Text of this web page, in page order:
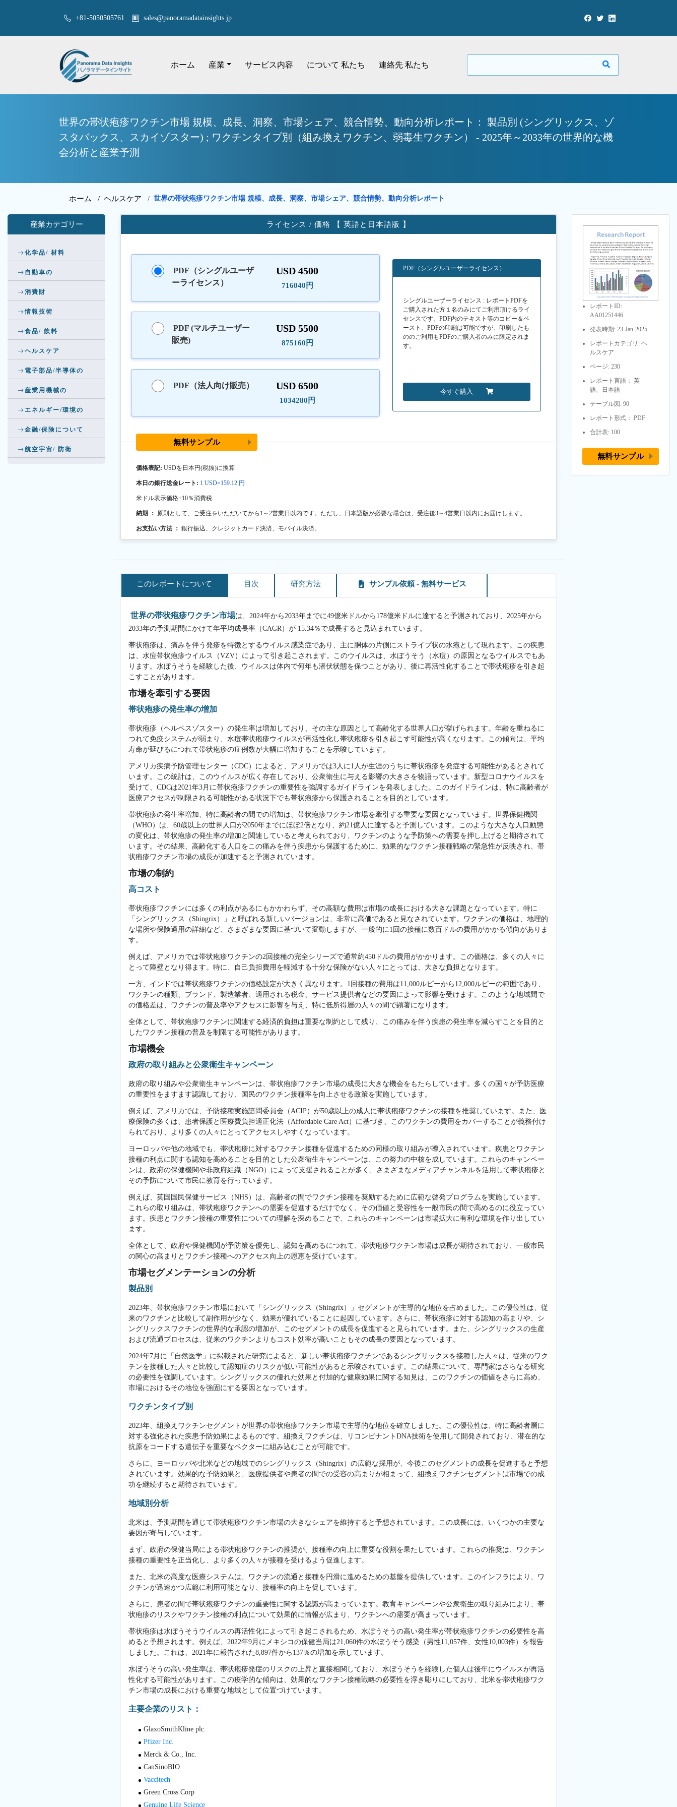
+81-5050505761 sales@panoramadatainsights.jp
ホーム 産業 サービス内容 について 私たち 連絡先 私たち
世界の帯状疱疹ワクチン市場 規模、成長、洞察、市場シェア、競合情勢、動向分析レポート： 製品別 (シングリックス、ゾ
スタバックス、スカイゾスター) ; ワクチンタイプ別（組み換えワクチン、弱毒生ワクチン） - 2025年～2033年の世界的な機
会分析と産業予測
ホーム / ヘルスケア / 世界の帯状疱疹ワクチン市場 規模、成長、洞察、市場シェア、競合情勢、動向分析レポート
産業カテゴリー
化学品/ 材料
自動車の
消費財
情報技術
食品/ 飲料
ヘルスケア
電子部品/半導体の
産業用機械の
エネルギー/環境の
金融/保険について
航空宇宙/ 防衛
ライセンス / 価格 【 英語と日本語版 】
PDF（シングルユーザ
ーライセンス）
USD 4500
716040円
PDF (マルチユーザー
販売)
USD 5500
875160円
PDF（法人向け販売） USD 6500
1034280円
PDF（シングルユーザーライセンス）
シングルユーザーライセンス : レポートPDFを
ご購入された方１名のみにてご利用頂けるライ
センスです。PDF内のテキスト等のコピー＆ペ
ースト、PDFの印刷は可能ですが、印刷したも
ののご利用もPDFのご購入者のみに限定されま
す。
今すぐ購入
無料サンプル
価格表記: USDを日本円(税抜)に換算
本日の銀行送金レート: 1 USD=159.12 円
米ドル表示価格+10％消費税.
納期 ： 原則として、ご受注をいただいてから1～2営業日以内です。ただし、日本語版が必要な場合は、受注後3～4営業日以内にお届けします。
お支払い方法 ： 銀行振込、クレジットカード決済、モバイル決済。
このレポートについて 目次 研究方法 サンプル依頼 - 無料サービス
世界の帯状疱疹ワクチン市場は、2024年から2033年までに49億米ドルから178億米ドルに達すると予測されており、2025年から
2033年の予測期間にかけて年平均成長率（CAGR）が 15.34％で成長すると見込まれています。
帯状疱疹は、痛みを伴う発疹を特徴とするウイルス感染症であり、主に胴体の片側にストライプ状の水疱として現れます。この疾患
は、水痘帯状疱疹ウイルス（VZV）によって引き起こされます。このウイルスは、水ぼうそう（水痘）の原因となるウイルスでもあ
ります。水ぼうそうを経験した後、ウイルスは体内で何年も潜伏状態を保つことがあり、後に再活性化することで帯状疱疹を引き起
こすことがあります。
市場を牽引する要因
帯状疱疹の発生率の増加
帯状疱疹（ヘルペスゾスター）の発生率は増加しており、その主な原因として高齢化する世界人口が挙げられます。年齢を重ねるに
つれて免疫システムが弱まり、水痘帯状疱疹ウイルスが再活性化し帯状疱疹を引き起こす可能性が高くなります。この傾向は、平均
寿命が延びるにつれて帯状疱疹の症例数が大幅に増加することを示唆しています。
アメリカ疾病予防管理センター（CDC）によると、アメリカでは3人に1人が生涯のうちに帯状疱疹を発症する可能性があるとされて
います。この統計は、このウイルスが広く存在しており、公衆衛生に与える影響の大きさを物語っています。新型コロナウイルスを
受けて、CDCは2021年3月に帯状疱疹ワクチンの重要性を強調するガイドラインを発表しました。このガイドラインは、特に高齢者が
医療アクセスが制限される可能性がある状況下でも帯状疱疹から保護されることを目的としています。
帯状疱疹の発生率増加、特に高齢者の間での増加は、帯状疱疹ワクチン市場を牽引する重要な要因となっています。世界保健機関
（WHO）は、60歳以上の世界人口が2050年までにほぼ2倍となり、約21億人に達すると予測しています。このような大きな人口動態
の変化は、帯状疱疹の発生率の増加と関連していると考えられており、ワクチンのような予防策への需要を押し上げると期待されて
います。その結果、高齢化する人口をこの痛みを伴う疾患から保護するために、効果的なワクチン接種戦略の緊急性が反映され、帯
状疱疹ワクチン市場の成長が加速すると予測されています。
市場の制約
高コスト
帯状疱疹ワクチンには多くの利点があるにもかかわらず、その高額な費用は市場の成長における大きな課題となっています。特に
「シングリックス（Shingrix）」と呼ばれる新しいバージョンは、非常に高価であると見なされています。ワクチンの価格は、地理的
な場所や保険適用の詳細など、さまざまな要因に基づいて変動しますが、一般的に1回の接種に数百ドルの費用がかかる傾向がありま
す。
例えば、アメリカでは帯状疱疹ワクチンの2回接種の完全シリーズで通常約450ドルの費用がかかります。この価格は、多くの人々に
とって障壁となり得ます。特に、自己負担費用を軽減する十分な保険がない人々にとっては、大きな負担となります。
一方、インドでは帯状疱疹ワクチンの価格設定が大きく異なります。1回接種の費用は11,000ルピーから12,000ルピーの範囲であり、
ワクチンの種類、ブランド、製造業者、適用される税金、サービス提供者などの要因によって影響を受けます。このような地域間で
の価格差は、ワクチンの普及率やアクセスに影響を与え、特に低所得層の人々の間で顕著になります。
全体として、帯状疱疹ワクチンに関連する経済的負担は重要な制約として残り、この痛みを伴う疾患の発生率を減らすことを目的と
したワクチン接種の普及を制限する可能性があります。
市場機会
政府の取り組みと公衆衛生キャンペーン
政府の取り組みや公衆衛生キャンペーンは、帯状疱疹ワクチン市場の成長に大きな機会をもたらしています。多くの国々が予防医療
の重要性をますます認識しており、国民のワクチン接種率を向上させる政策を実施しています。
例えば、アメリカでは、予防接種実施諮問委員会（ACIP）が50歳以上の成人に帯状疱疹ワクチンの接種を推奨しています。また、医
療保険の多くは、患者保護と医療費負担適正化法（Affordable Care Act）に基づき、このワクチンの費用をカバーすることが義務付け
られており、より多くの人々にとってアクセスしやすくなっています。
ヨーロッパや他の地域でも、帯状疱疹に対するワクチン接種を促進するための同様の取り組みが導入されています。疾患とワクチン
接種の利点に関する認知を高めることを目的とした公衆衛生キャンペーンは、この努力の中核を成しています。これらのキャンペー
ンは、政府の保健機関や非政府組織（NGO）によって支援されることが多く、さまざまなメディアチャンネルを活用して帯状疱疹と
その予防について市民に教育を行っています。
例えば、英国国民保健サービス（NHS）は、高齢者の間でワクチン接種を奨励するために広範な啓発プログラムを実施しています。
これらの取り組みは、帯状疱疹ワクチンへの需要を促進するだけでなく、その価値と受容性を一般市民の間で高めるのに役立ってい
ます。疾患とワクチン接種の重要性についての理解を深めることで、これらのキャンペーンは市場拡大に有利な環境を作り出してい
ます。
全体として、政府や保健機関が予防策を優先し、認知を高めるにつれて、帯状疱疹ワクチン市場は成長が期待されており、一般市民
の関心の高まりとワクチン接種へのアクセス向上の恩恵を受けています。
市場セグメンテーションの分析
製品別
2023年、帯状疱疹ワクチン市場において「シングリックス（Shingrix）」セグメントが主導的な地位を占めました。この優位性は、従
来のワクチンと比較して副作用が少なく、効果が優れていることに起因しています。さらに、帯状疱疹に対する認知の高まりや、シ
ングリックスワクチンの世界的な承認の増加が、このセグメントの成長を促進すると見られています。また、シングリックスの生産
および流通プロセスは、従来のワクチンよりもコスト効率が高いこともその成長の要因となっています。
2024年7月に「自然医学」に掲載された研究によると、新しい帯状疱疹ワクチンであるシングリックスを接種した人々は、従来のワク
チンを接種した人々と比較して認知症のリスクが低い可能性があると示唆されています。この結果について、専門家はさらなる研究
の必要性を強調しています。シングリックスの優れた効果と付加的な健康効果に関する知見は、このワクチンの価値をさらに高め、
市場におけるその地位を強固にする要因となっています。
ワクチンタイプ別
2023年、組換えワクチンセグメントが世界の帯状疱疹ワクチン市場で主導的な地位を確立しました。この優位性は、特に高齢者層に
対する強化された疾患予防効果によるものです。組換えワクチンは、リコンビナントDNA技術を使用して開発されており、潜在的な
抗原をコードする遺伝子を重要なベクターに組み込むことが可能です。
さらに、ヨーロッパや北米などの地域でのシングリックス（Shingrix）の広範な採用が、今後このセグメントの成長を促進すると予想
されています。効果的な予防効果と、医療提供者や患者の間での受容の高まりが相まって、組換えワクチンセグメントは市場での成
功を継続すると期待されています。
地域別分析
北米は、予測期間を通じて帯状疱疹ワクチン市場の大きなシェアを維持すると予想されています。この成長には、いくつかの主要な
要因が寄与しています。
まず、政府の保健当局による帯状疱疹ワクチンの推奨が、接種率の向上に重要な役割を果たしています。これらの推奨は、ワクチン
接種の重要性を正当化し、より多くの人々が接種を受けるよう促進します。
また、北米の高度な医療システムは、ワクチンの流通と接種を円滑に進めるための基盤を提供しています。このインフラにより、ワ
クチンが迅速かつ広範に利用可能となり、接種率の向上を促しています。
さらに、患者の間で帯状疱疹ワクチンの重要性に関する認識が高まっています。教育キャンペーンや公衆衛生の取り組みにより、帯
状疱疹のリスクやワクチン接種の利点について効果的に情報が広まり、ワクチンへの需要が高まっています。
帯状疱疹は水ぼうそうウイルスの再活性化によって引き起こされるため、水ぼうそうの高い発生率が帯状疱疹ワクチンの必要性を高
めると予想されます。例えば、2022年9月にメキシコの保健当局は21,060件の水ぼうそう感染（男性11,057件、女性10,003件）を報告
しました。これは、2021年に報告された8,897件から137％の増加を示しています。
水ぼうそうの高い発生率は、帯状疱疹発症のリスクの上昇と直接相関しており、水ぼうそうを経験した個人は後年にウイルスが再活
性化する可能性があります。この疫学的な傾向は、効果的なワクチン接種戦略の必要性を浮き彫りにしており、北米を帯状疱疹ワク
チン市場の成長における重要な地域として位置づけています。
主要企業のリスト：
GlaxoSmithKline plc.
Pfizer Inc.
Merck & Co., Inc.
CanSinoBIO
Vaccitech
Green Cross Corp
Genuine Life Science
レポートID:
AA01251446
発表時期: 23-Jan-2025
レポートカテゴリ: ヘ
ルスケア
ページ: 230
レポート言語： 英
語、日本語
テーブル図: 90
レポート形式： PDF
合計表: 100
無料サンプル